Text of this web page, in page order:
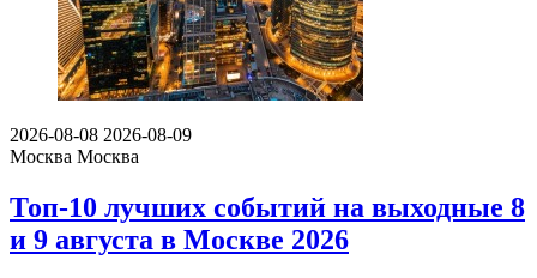
2026-08-08 2026-08-09
Москва Москва
Топ-10 лучших событий на выходные 8
и 9 августа в Москве 2026